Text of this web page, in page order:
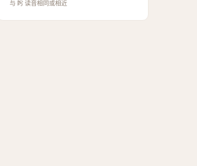
与 盻 读音相同或相近